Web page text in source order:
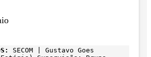
SECOM | Gustavo Goes